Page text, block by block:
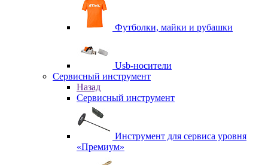
Футболки, майки и рубашки
Usb-носители
Сервисный инструмент
Назад
Сервисный инструмент
Инструмент для сервиса уровня
«Премиум»